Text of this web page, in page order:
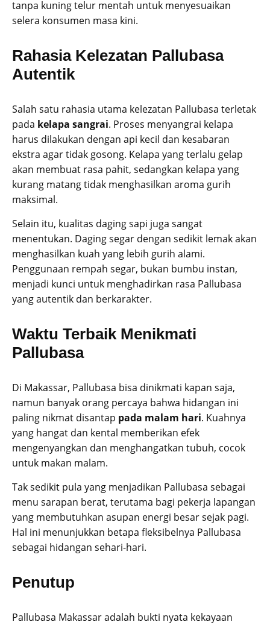
tanpa kuning telur mentah untuk menyesuaikan
selera konsumen masa kini.
Rahasia Kelezatan Pallubasa
Autentik
Salah satu rahasia utama kelezatan Pallubasa terletak
pada kelapa sangrai. Proses menyangrai kelapa
harus dilakukan dengan api kecil dan kesabaran
ekstra agar tidak gosong. Kelapa yang terlalu gelap
akan membuat rasa pahit, sedangkan kelapa yang
kurang matang tidak menghasilkan aroma gurih
maksimal.
Selain itu, kualitas daging sapi juga sangat
menentukan. Daging segar dengan sedikit lemak akan
menghasilkan kuah yang lebih gurih alami.
Penggunaan rempah segar, bukan bumbu instan,
menjadi kunci untuk menghadirkan rasa Pallubasa
yang autentik dan berkarakter.
Waktu Terbaik Menikmati
Pallubasa
Di Makassar, Pallubasa bisa dinikmati kapan saja,
namun banyak orang percaya bahwa hidangan ini
paling nikmat disantap pada malam hari. Kuahnya
yang hangat dan kental memberikan efek
mengenyangkan dan menghangatkan tubuh, cocok
untuk makan malam.
Tak sedikit pula yang menjadikan Pallubasa sebagai
menu sarapan berat, terutama bagi pekerja lapangan
yang membutuhkan asupan energi besar sejak pagi.
Hal ini menunjukkan betapa fleksibelnya Pallubasa
sebagai hidangan sehari-hari.
Penutup
Pallubasa Makassar adalah bukti nyata kekayaan